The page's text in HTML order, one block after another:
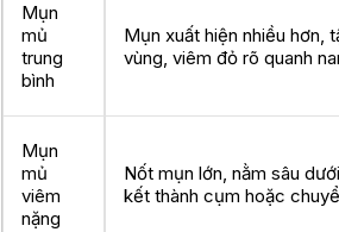
Mụn
mủ
trung
bình
Mụn xuất hiện nhiều hơn,
vùng, viêm đỏ rõ quanh
Mụn
mủ
viêm
nặng
Nốt mụn lớn, nằm sâu
kết thành cụm hoặc